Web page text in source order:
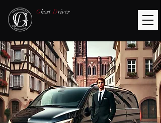
Ghost Driver